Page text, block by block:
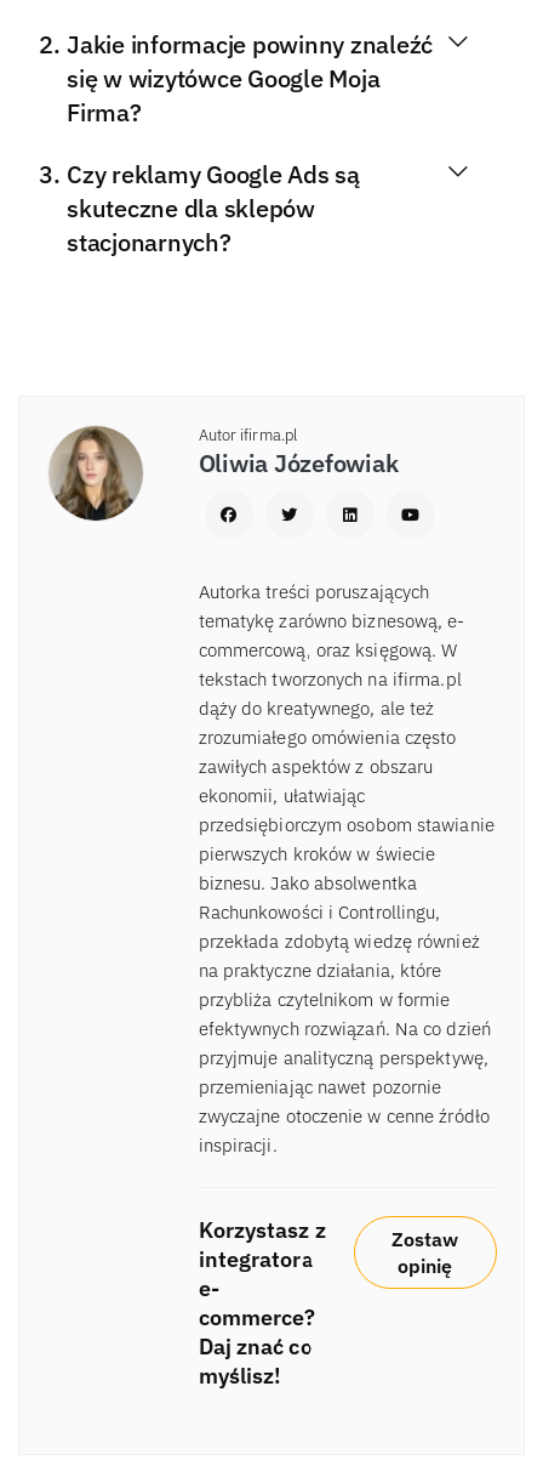
Jakie informacje powinny znaleźć
się w wizytówce Google Moja
Firma?
Czy reklamy Google Ads są
skuteczne dla sklepów
stacjonarnych?
Autor ifirma.pl
Oliwia Józefowiak
Autorka treści poruszających
tematykę zarówno biznesową, e-
commercową, oraz księgową. W
tekstach tworzonych na ifirma.pl
dąży do kreatywnego, ale też
zrozumiałego omówienia często
zawiłych aspektów z obszaru
ekonomii, ułatwiając
przedsiębiorczym osobom stawianie
pierwszych kroków w świecie
biznesu. Jako absolwentka
Rachunkowości i Controllingu,
przekłada zdobytą wiedzę również
na praktyczne działania, które
przybliża czytelnikom w formie
efektywnych rozwiązań. Na co dzień
przyjmuje analityczną perspektywę,
przemieniając nawet pozornie
zwyczajne otoczenie w cenne źródło
inspiracji.
Korzystasz z
integratora
e-
commerce?
Daj znać co
myślisz!
Zostaw
opinię